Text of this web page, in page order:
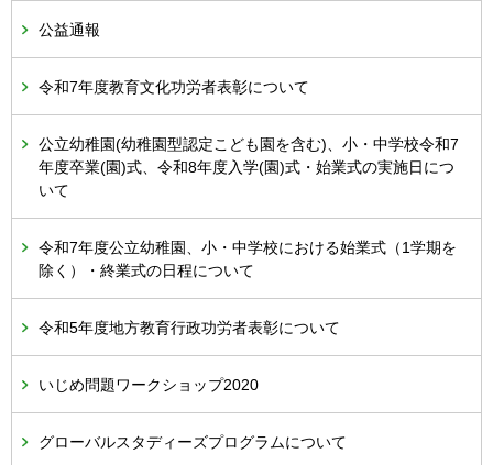
公益通報
令和7年度教育文化功労者表彰について
公立幼稚園(幼稚園型認定こども園を含む)、小・中学校令和7
年度卒業(園)式、令和8年度入学(園)式・始業式の実施日につ
いて
令和7年度公立幼稚園、小・中学校における始業式（1学期を
除く）・終業式の日程について
令和5年度地方教育行政功労者表彰について
いじめ問題ワークショップ2020
グローバルスタディーズプログラムについて